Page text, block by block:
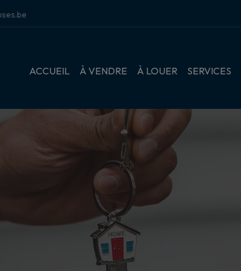
ACCUEIL À VENDRE À LOUER SERVICES